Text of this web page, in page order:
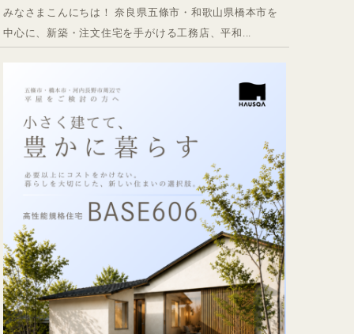
みなさまこんにちは！ 奈良県五條市・和歌山県橋本市を
中心に、新築・注文住宅を手がける工務店、平和...